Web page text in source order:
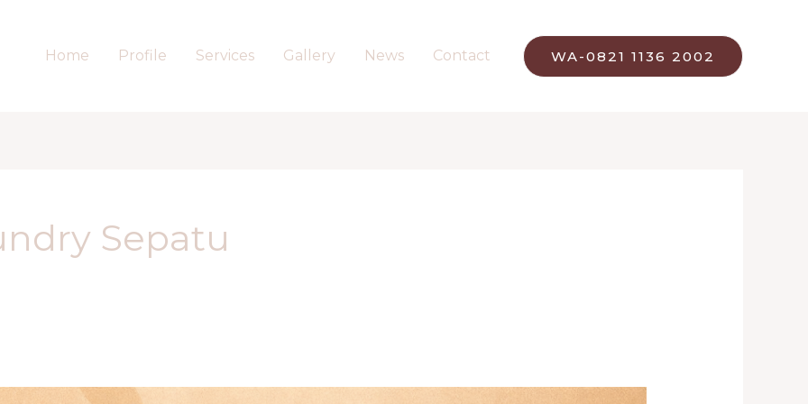
Home Profile Services Gallery News Contact WA-0821 1136 2002
Sepatu